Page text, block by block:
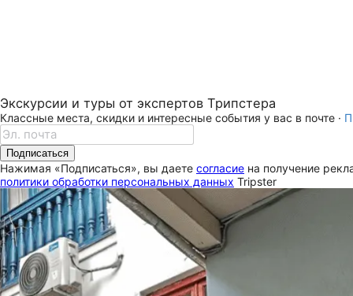
Экскурсии и туры от экспертов Трипстера
Классные места, скидки и интересные события у вас в почте ·
Подписаться
Нажимая «Подписаться», вы даете согласие на получение
политики обработки персональных данных Tripster